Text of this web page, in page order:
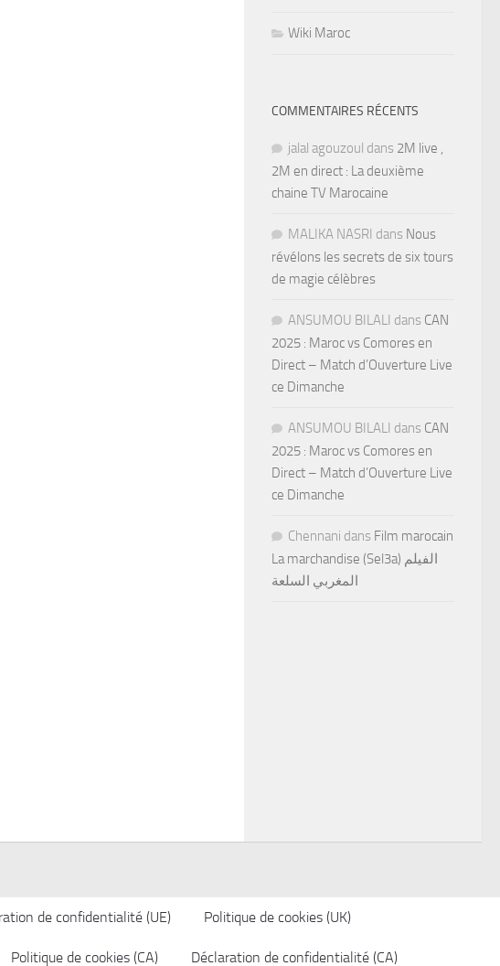
Wiki Maroc
COMMENTAIRES RÉCENTS
jalal agouzoul dans 2M live ,
2M en direct : La deuxième
chaine TV Marocaine
MALIKA NASRI dans Nous
révélons les secrets de six tours
de magie célèbres
ANSUMOU BILALI dans CAN
2025 : Maroc vs Comores en
Direct – Match d’Ouverture Live
ce Dimanche
ANSUMOU BILALI dans CAN
2025 : Maroc vs Comores en
Direct – Match d’Ouverture Live
ce Dimanche
Chennani dans Film marocain
La marchandise (Sel3a) الفيلم
المغربي السلعة
de confidentialité (UE) Politique de cookies (UK)
Politique de cookies (CA) Déclaration de confidentialité (CA)